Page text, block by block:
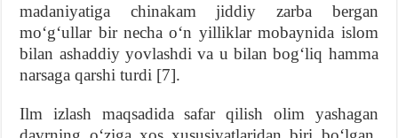
madaniyatiga chinakam jiddiy zarba bergan
mo‘g‘ullar bir necha o‘n yilliklar mobaynida islom
bilan ashaddiy yovlashdi va u bilan bog‘liq hamma
narsaga qarshi turdi [7].
Ilm izlash maqsadida safar qilish olim yashagan